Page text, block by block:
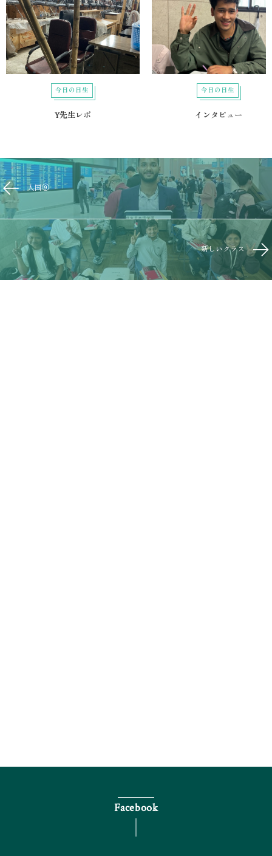
今日の日生
Y先生レポ
今日の日生
インタビュー
入国⑨
新しいクラス
Facebook